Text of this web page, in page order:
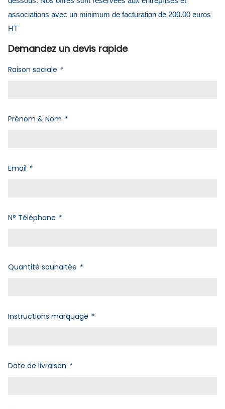
associations avec un minimum de facturation de 200.00 euros
HT
Demandez un devis rapide
Raison sociale *
Prénom & Nom *
Email *
N° Téléphone *
Quantité souhaitée *
Instructions marquage *
Date de livraison *